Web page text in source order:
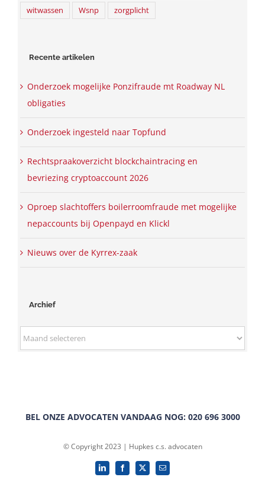
witwassen
Wsnp zorgplicht
Recente artikelen
Onderzoek mogelijke Ponzifraude mt Roadway NL
obligaties
Onderzoek ingesteld naar Topfund
Rechtspraakoverzicht blockchaintracing en
bevriezing cryptoaccount 2026
Oproep slachtoffers boilerroomfraude met mogelijke
nepaccounts bij Openpayd en Klickl
Nieuws over de Kyrrex-zaak
Archief
Archief
BEL ONZE ADVOCATEN VANDAAG NOG: 020 696 3000
© Copyright 2023 | Hupkes c.s. advocaten